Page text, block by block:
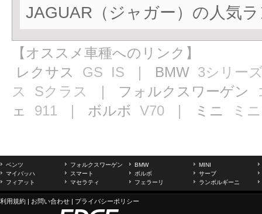
JAGUAR（ジャガー）の人気
【オススメ車種へのリンク】
レクサス GS IS ｜ BMW 3シリー
ス
Sクラス ｜ フォルクスワーゲン
ェ 911 ｜ ボルボ V70 ｜ ミニ ミニ
ベンツ フォルクスワーゲン BMW
MINI
マイバッハ
スマート ボルボ
サーブ
フィアット
マセラティ フェラーリ ランボルギーニ
利用規約 | お問い合わせ | プライバシーポリシー